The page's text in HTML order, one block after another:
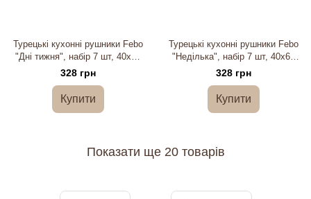
Турецькі кухонні рушники Febo
"Дні тижня", набір 7 шт, 40х60
см, вафля
328 грн
Купити
Турецькі кухонні рушники Febo
"Неділька", набір 7 шт, 40х60
см, вафля
328 грн
Купити
Показати ще 20 товарів